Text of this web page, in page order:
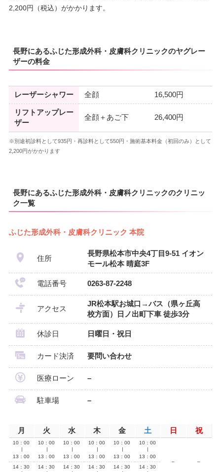
2,200円（税込）がかかります。
長野にあるふじた形成外科・皮膚科クリニックのヤグレー
ザーの料金
レーザーシャワー 全顔 16,500円
リフトアップレー
ザー
全顔＋あご下 26,400円
※別途初診料として935円・再診料として550円・施術基本料金（初回のみ）として
2,200円がかかります
長野にあるふじた形成外科・皮膚科クリニックのクリニッ
ク一覧
ふじた形成外科・皮膚科クリニック 本院
住所
長野県松本市中央4丁目9-51 イオン
モール松本 晴庭3F
電話番号 0263-87-2248
アクセス
JR松本駅お城口→バス（県ヶ丘高
校方面）日ノ出町下車 徒歩3分
休診日 日曜日・祝日
カード決済 要問い合わせ
医療ローン –
駐車場 –
月 火 水 木 金 土 日 祝
10：00
13：00
10：00
13：00
10：00
13：00
10：00
13：00
10：00
13：00
10：00
13：00
–
–
14：30
14：30
14：30
14：30
14：30
14：30